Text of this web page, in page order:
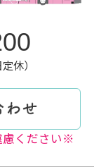
休）
慮ください※